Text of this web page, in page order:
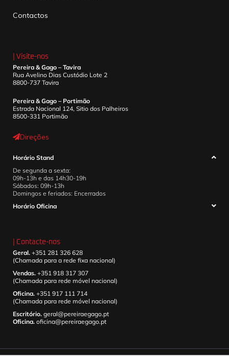
Contactos
| Visite-nos
Pereira & Gago – Tavira
Rua Avelino Dias Custódio Lote 2
8800-737 Tavira
Pereira & Gago – Portimão
Estrada Nacional 124, Sitio dos Palheiros
8500-331 Portimão
Direções
Horário Stand
De segunda a sexta:
09h-13h e das 14h30-19h
Sábados: 09h-13h
Domingos e feriados: Encerrados
Horário Oficina
| Contacte-nos
Geral. +351 281 326 628
(Chamada para a rede fixa nacional)
Vendas. +351 918 317 307
(Chamada para rede móvel nacional)
Oficina. +351 917 111 714
(Chamada para rede móvel nacional)
Escritório. geral@pereiraegago.pt
Oficina. oficina@pereiraegago.pt